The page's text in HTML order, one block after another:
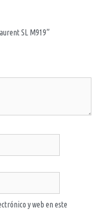
SL M919”
y web en este